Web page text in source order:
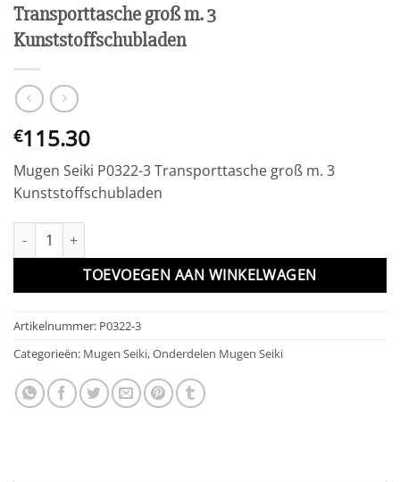
Transporttasche groß m. 3
Kunststoffschubladen
€115.30
Mugen Seiki P0322-3 Transporttasche groß m. 3
Kunststoffschubladen
Transporttasche groß m. 3 Kunststoffschubladen aantal
TOEVOEGEN AAN WINKELWAGEN
Artikelnummer: P0322-3
Categorieën: Mugen Seiki,Onderdelen Mugen Seiki